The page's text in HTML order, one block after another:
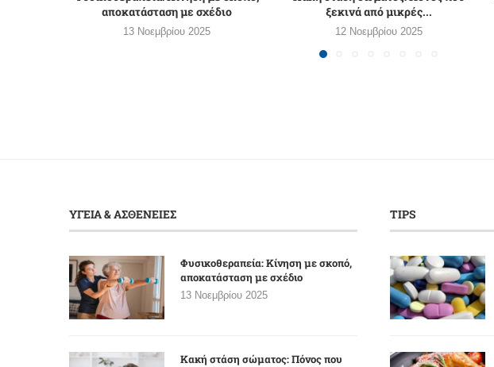
αποκατάσταση με σχέδιο
13 Νοεμβρίου 2025
ξεκινά από μικρές...
12 Νοεμβρίου 2025
ΥΓΕΙΑ & ΑΣΘΕΝΕΙΕΣ
Φυσικοθεραπεία: Κίνηση με σκοπό,
αποκατάσταση με σχέδιο
13 Νοεμβρίου 2025
Κακή στάση σώματος: Πόνος που
TIPS